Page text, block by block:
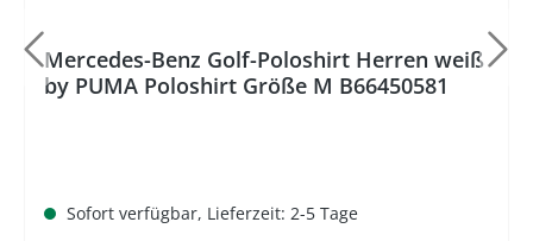
Mercedes-Benz Golf-Poloshirt Herren weiß
by PUMA Poloshirt Größe M B66450581
Sofort verfügbar, Lieferzeit: 2-5 Tage